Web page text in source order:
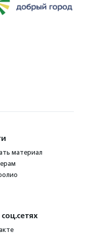
материал